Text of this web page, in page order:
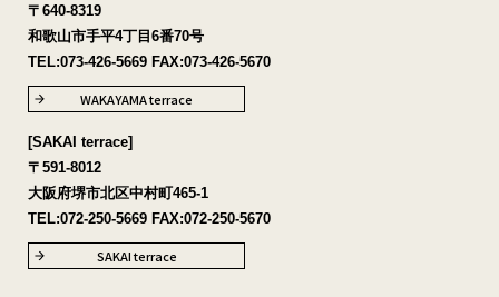
〒640-8319
和歌山市手平4丁目6番70号
TEL:073-426-5669 FAX:073-426-5670
WAKAYAMA terrace
[SAKAI terrace]
〒591-8012
大阪府堺市北区中村町465-1
TEL:072-250-5669 FAX:072-250-5670
SAKAI terrace